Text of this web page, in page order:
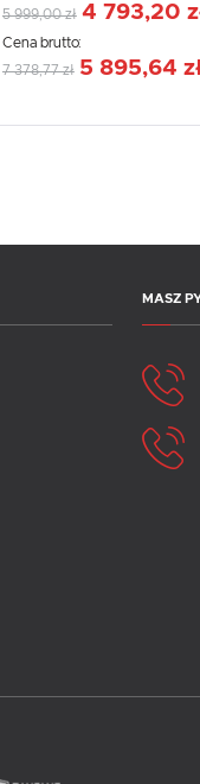
5 999,00 zł 4 793,20
Cena brutto:
7 378,77 zł 5 895,64
MASZ